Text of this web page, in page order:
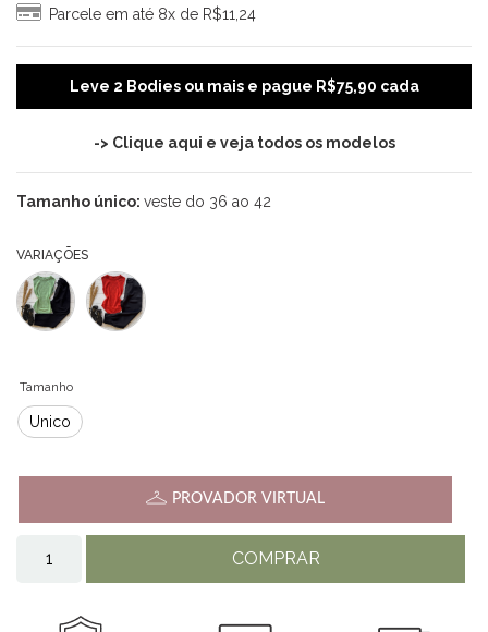
Parcele em até 8x de R$11,24
Leve 2 Bodies ou mais e pague R$75,90 cada
-> Clique aqui e veja todos os modelos
Tamanho único: veste do 36 ao 42
VARIAÇÕES
Tamanho
Único
PROVADOR VIRTUAL
COMPRAR